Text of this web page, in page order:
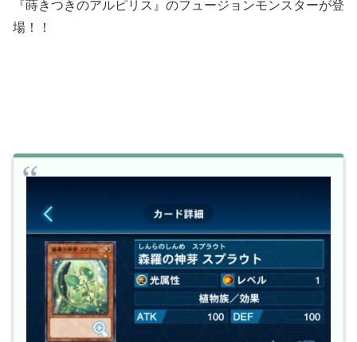
『蒔きつきのアルピリス』のフュージョンモンスターが登
場！！